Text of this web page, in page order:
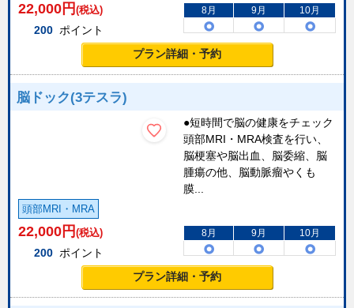
22,000 円 (税込)
200 ポイント
8月 9月 10月
プラン詳細・予約
脳ドック(3テスラ)
●短時間で脳の健康をチェック
頭部MRI・MRA検査を行い、
脳梗塞や脳出血、脳委縮、脳
腫瘍の他、脳動脈瘤やくも
膜...
頭部MRI・MRA
22,000 円 (税込)
200 ポイント
8月 9月 10月
プラン詳細・予約